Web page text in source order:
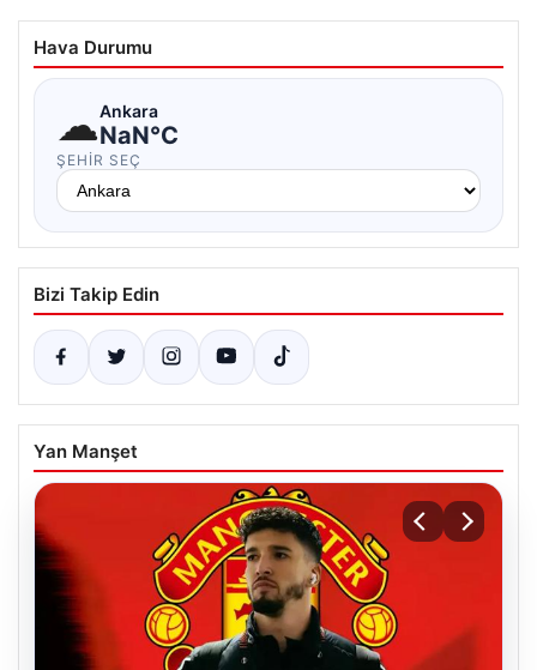
Hava Durumu
☁Ankara
NaN°C
ŞEHIR SEÇ
Bizi Takip Edin
Yan Manşet